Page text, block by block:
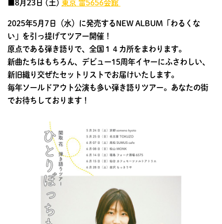
■8月23日 (土) 東京 雷5656会館
2025年5月7日（水）に発売するNEW ALBUM「わるくな
い」を引っ提げてツアー開催！
原点である弾き語りで、全国１４カ所をまわります。
新曲たちはもちろん、デビュー15周年イヤーにふさわしい、
新旧織り交ぜたセットリストでお届けいたします。
毎年ソールドアウト公演も多い弾き語りツアー。あなたの街
でお待ちしております！